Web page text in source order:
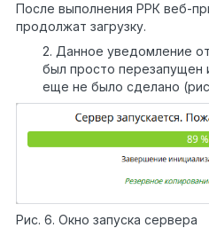
После выполнения РРК веб-
продолжат загрузку.
2. Данное уведомление
был просто перезапущен
еще не было сделано
Рис. 6. Окно запуска сервера